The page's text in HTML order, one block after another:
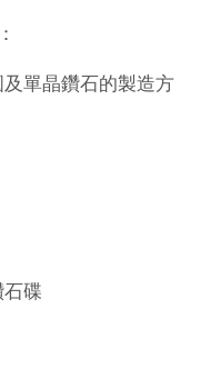
單晶鑽石的製造方
碟